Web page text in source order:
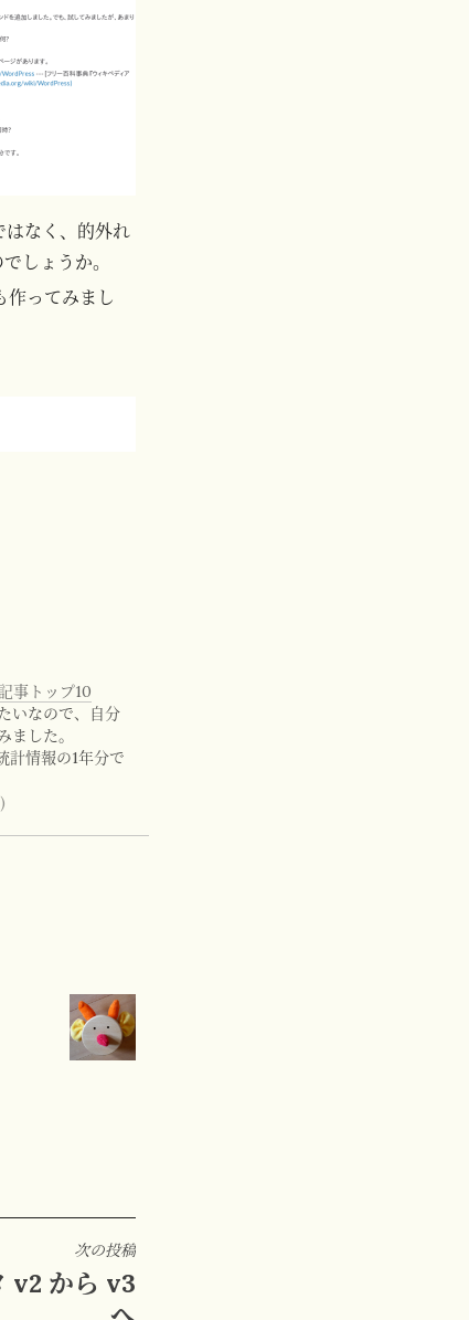
はなく、的外れ
しょうか。
作ってみまし
事トップ10
いなので、自分
ました。
計情報の1年分で
次の投稿
v2 から v3